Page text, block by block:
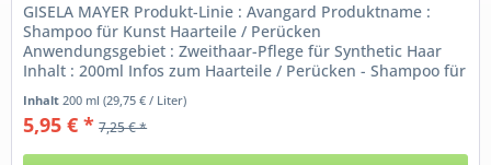
GISELA MAYER Produkt-Linie : Avangard Produktname :
Shampoo für Kunst Haarteile / Perücken
Anwendungsgebiet : Zweithaar-Pflege für Synthetic Haar
Inhalt : 200ml Infos zum Haarteile / Perücken - Shampoo für
Kunsthaar: Das Gisela Mayer...
Inhalt200 ml(29,75 € / Liter)
5,95 € * 7,25 € *